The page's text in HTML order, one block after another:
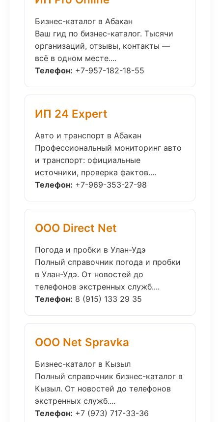
Бизнес-каталог в Абакан
Ваш гид по бизнес-каталог. Тысячи
организаций, отзывы, контакты —
всё в одном месте....
Телефон: +7-957-182-18-55
ИП 24 Expert
Авто и транспорт в Абакан
Профессиональный мониторинг авто
и транспорт: официальные
источники, проверка фактов....
Телефон: +7-969-353-27-98
ООО Direct Net
Погода и пробки в Улан-Удэ
Полный справочник погода и пробки
в Улан-Удэ. От новостей до
телефонов экстренных служб....
Телефон: 8 (915) 133 29 35
ООО Net Spravka
Бизнес-каталог в Кызыл
Полный справочник бизнес-каталог в
Кызыл. От новостей до телефонов
экстренных служб....
Телефон: +7 (973) 717-33-36